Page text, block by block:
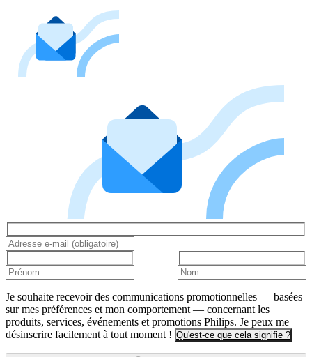
Je souhaite recevoir des communications promotionnelles — basées
sur mes préférences et mon comportement — concernant les
produits, services, événements et promotions Philips. Je peux me
désinscrire facilement à tout moment ! Qu'est-ce que cela signifie ?